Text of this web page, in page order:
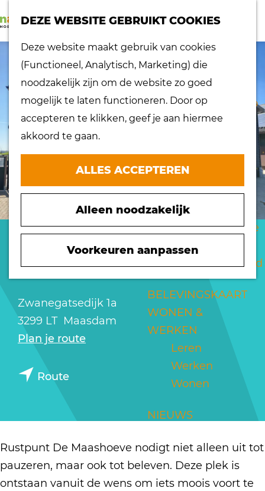
DEZE WEBSITE GEBRUIKT COOKIES
Deze website maakt gebruik van cookies
(Functioneel, Analytisch, Marketing) die
noodzakelijk zijn om de website zo goed
mogelijk te laten functioneren. Door op
accepteren te klikken, geef je aan hiermee
akkoord te gaan.
ALLES ACCEPTEREN
Alleen noodzakelijk
Voorkeuren aanpassen
a
e
h
o
m
K
a
r
t
Z
e
k
e
n
M
e
n
u
dorpen
Musea
Nationaal
landschap
Ontdek de regio
Recepten
eiland
Waterrijk eiland
Windmolens
Zakelijk bezoek
Zuiderwaterlinie
10 x typisch
Hoeksche Waard
BELEVINGSKAART
WONEN &
WERKEN
Leren
Werken
Wonen
NIEUWS
RUSTPUNT DE
MAASHOEVE
Zwanegatsedijk 1a
3299 LT Maasdam
Plan je routen
s
t
p
Routen
R
u
s
Rustpunt De Maashoeve nodigt niet alleen uit tot
pauzeren, maar ook tot beleven. Deze plek is
ontstaan vanuit de wens om iets moois voort te